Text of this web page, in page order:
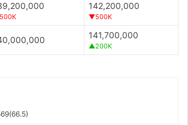
142,200,000
▼500K
141,700,000
▲200K